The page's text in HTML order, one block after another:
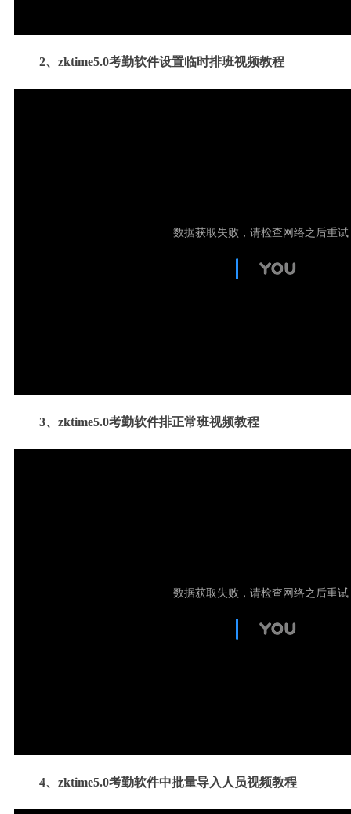
2、 zktime5.0考勤软件设置临时排班视频教程
3、 zktime5.0考勤软件排正常班视频教程
4、 zktime5.0考勤软件中批量导入人员视频教程